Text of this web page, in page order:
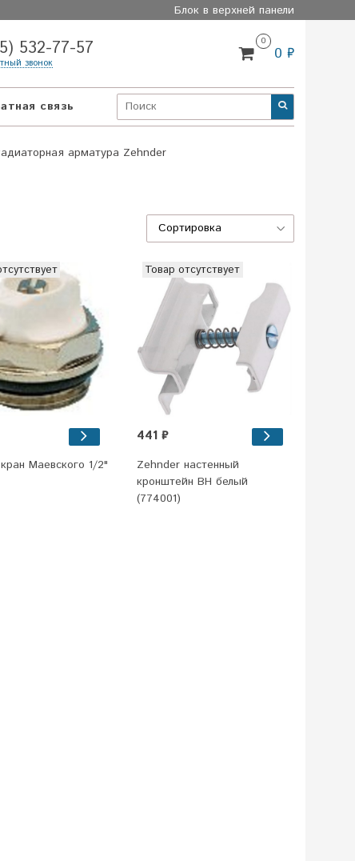
Блок в верхней панели
532-77-57
звонок
0
0 ₽
связь
арматура Zehnder
Маевского 1/2"
Товар отсутствует
441 ₽
Zehnder настенный
кронштейн BH белый
(774001)